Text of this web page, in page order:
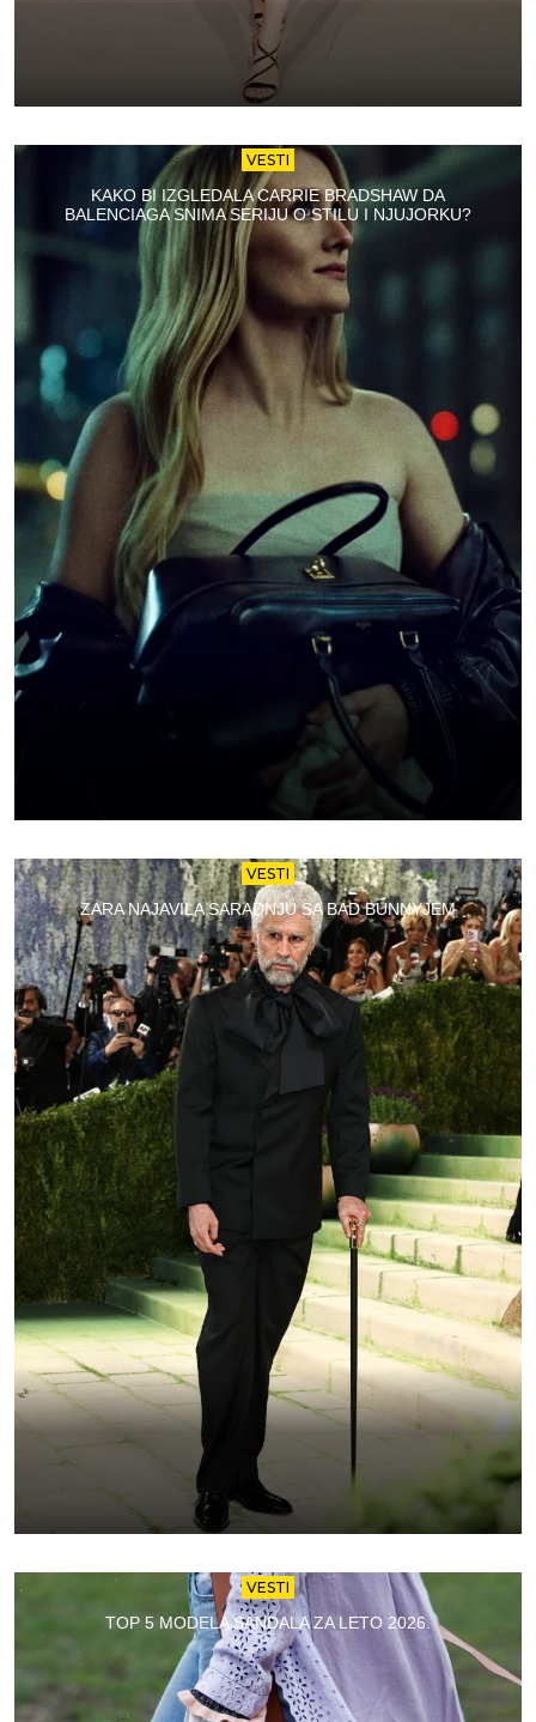
VESTI
KAKO BI IZGLEDALA CARRIE BRADSHAW DA
BALENCIAGA SNIMA SERIJU O STILU I NJUJORKU?
VESTI
ZARA NAJAVILA SARADNJU SA BAD BUNNYJEM
VESTI
TOP 5 MODELA SANDALA ZA LETO 2026.